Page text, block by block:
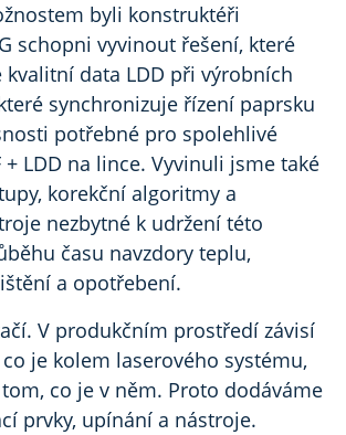
byli konstruktéři
schopni vyvinout řešení, které
kvalitní data LDD při výrobních
synchronizuje řízení paprsku
potřebné pro spolehlivé
+ LDD na lince. Vyvinuli jsme také
korekční algoritmy a
nezbytné k udržení této
času navzdory teplu,
a opotřebení.
V produkčním prostředí závisí
je kolem laserového systému,
co je v něm. Proto dodáváme
prvky, upínání a nástroje.